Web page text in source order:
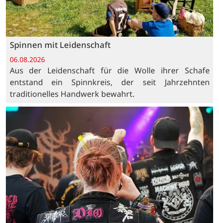
Spinnen mit Leidenschaft
06.08.2026
Aus der Leidenschaft für die Wolle ihrer Schafe
entstand ein Spinnkreis, der seit Jahrzehnten
traditionelles Handwerk bewahrt.